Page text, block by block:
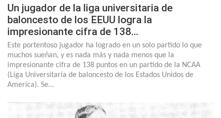
Un jugador de la liga universitaria de
baloncesto de los EEUU logra la
impresionante cifra de 138…
Este portentoso jugador ha logrado en un solo partido lo que
muchos sueñan, y es nada más y nada menos que la
impresionante cifra de 138 puntos en un partido de la NCAA
(Liga Universitaria de baloncesto de los Estados Unidos de
America). Se…